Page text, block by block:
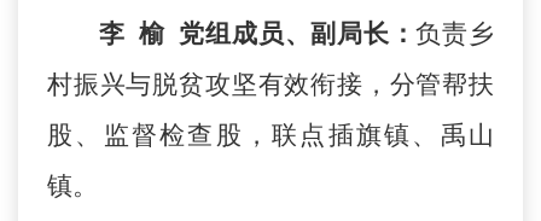
李 榆 党组成员、副局长：负责乡
村振兴与脱贫攻坚有效衔接，分管帮扶
股、监督检查股，联点插旗镇、禹山
镇。